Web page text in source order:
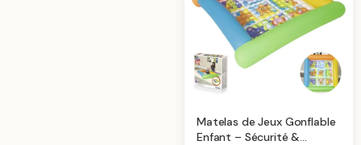
Matelas de Jeux Gonflable
Enfant – Sécurité &